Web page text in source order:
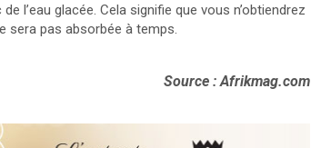
l’eau glacée. Cela signifie que vous n’obtiendrez
sera pas absorbée à temps.
Source : Afrikmag.com